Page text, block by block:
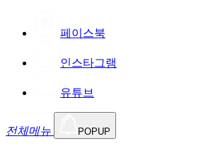
페이스북
인스타그램
유튜브
전체메뉴 POPUP